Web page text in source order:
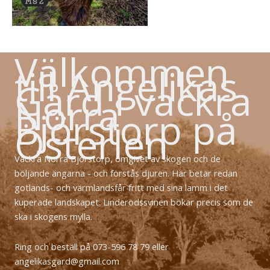
Välkommen
till Angelikas
Gård i vackra
Norra
Björstorp på
Österlen
Vackra Norra Björstorp, omgivet av skogen och de
böljande ängarna - och förstås djuren. Här betar redan
gotlands- och värmlandsfår fritt med sina lamm i det
kuperade landskapet. Linderödssvinen bökar precis som de
ska i skogens mylla.
Ring och beställ på 073-596 78 79 eller
angelikasgard@gmail.com